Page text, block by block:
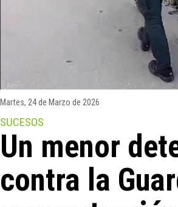
Martes, 24 de Marzo de 2026
SUCESOS
Un menor
contra la